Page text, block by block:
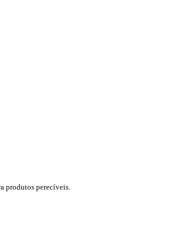
produtos perecíveis.